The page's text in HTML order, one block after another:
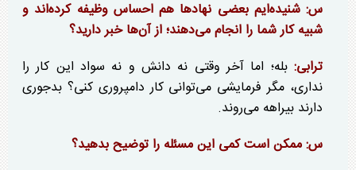
س: شنیده‌ایم بعضی نهاد‌ها هم احساس وظیفه کرده‌اند و
شبیه کار شما را انجام می‌دهند؛ از آن‌ها خبر دارید؟
ترابی: بله؛ اما آخر وقتی نه دانش و نه سواد این کار را
نداری، مگر فرمایشی می‌توانی کار دامپروری کنی؟ بدجوری
دارند بیراهه می‌روند.
س: ممکن است کمی این مسئله را توضیح بدهید؟